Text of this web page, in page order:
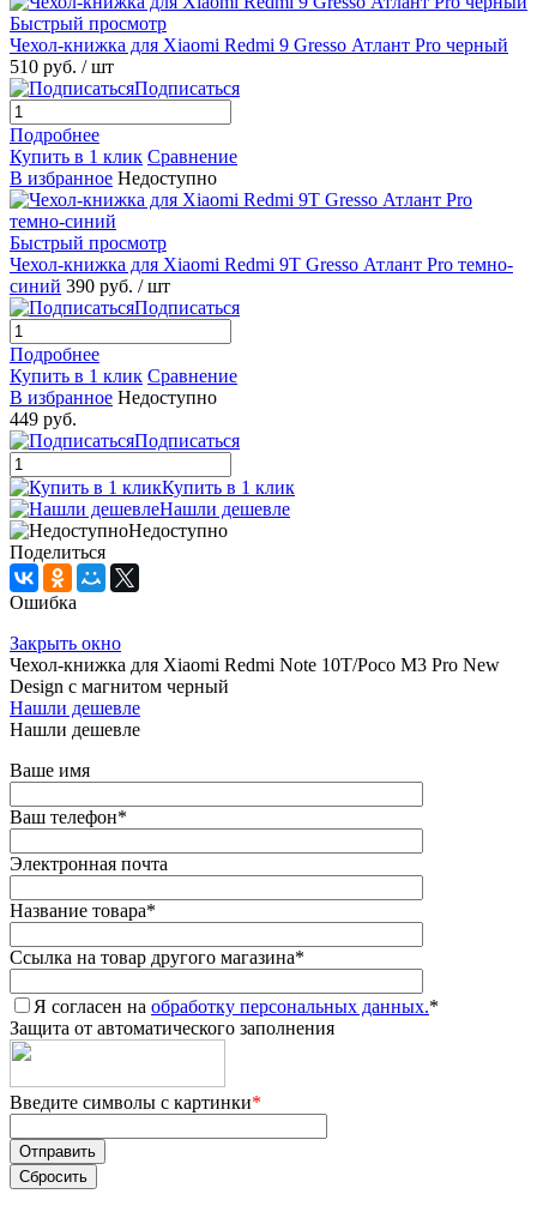
Быстрый просмотр
Чехол-книжка для Xiaomi Redmi 9 Gresso Атлант Pro черный
510 руб. / шт
Подписаться
Подробнее
Купить в 1 клик Сравнение
В избранное Недоступно
Быстрый просмотр
Чехол-книжка для Xiaomi Redmi 9T Gresso Атлант Pro темно-
синий 390 руб. / шт
Подписаться
Подробнее
Купить в 1 клик Сравнение
В избранное Недоступно
449 руб.
Подписаться
Купить в 1 клик
Нашли дешевле
Недоступно
Поделиться
Ошибка
Закрыть окно
Чехол-книжка для Xiaomi Redmi Note 10T/Poco M3 Pro New
Design с магнитом черный
Нашли дешевле
Нашли дешевле
Ваше имя
Ваш телефон*
Электронная почта
Название товара*
Ссылка на товар другого магазина*
Я согласен на обработку персональных данных.*
Защита от автоматического заполнения
Введите символы с картинки*